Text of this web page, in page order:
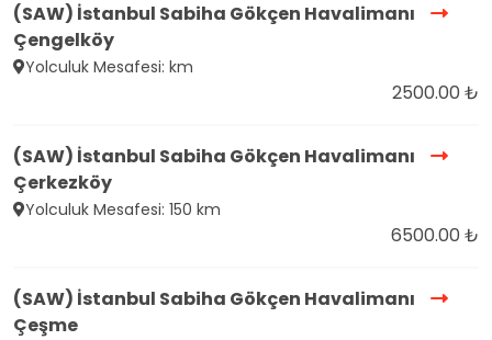
(SAW) İstanbul Sabiha Gökçen Havalimanı
Çengelköy
Yolculuk Mesafesi: km
2500.00 ₺
(SAW) İstanbul Sabiha Gökçen Havalimanı
Çerkezköy
Yolculuk Mesafesi: 150 km
6500.00 ₺
(SAW) İstanbul Sabiha Gökçen Havalimanı
Çeşme